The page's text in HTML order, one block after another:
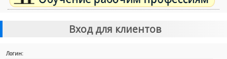
Вход для клиентов
Логин: